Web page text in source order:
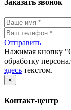
Заказать звонок
Отправить
Нажимая кнопку
обработку
здесь текстом.
×
Контакт-центр